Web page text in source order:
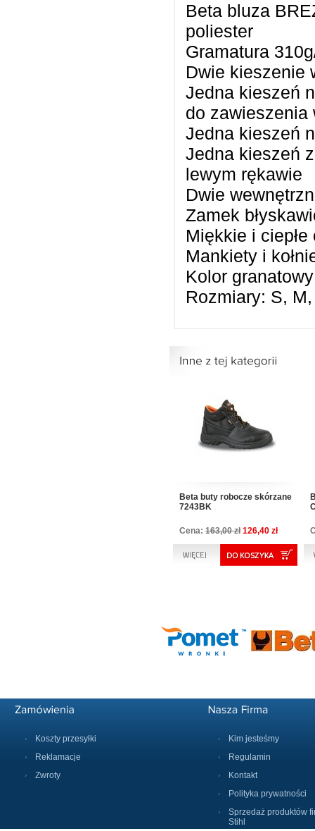
Beta bluza
poliester
Gramatura
Dwie kieszenie
Jedna kieszeń
do zawieszenia
Jedna kieszeń
Jedna kieszeń
lewym rękawie
Dwie
Zamek
Miękkie i
Mankiety i
Kolor granatowy
Rozmiary: S,
Beta buty robocze skórzane
7243BK
Cena: 163,00 zł 126,40 zł
Koszty przesyłki
Reklamacje
Zwroty
Kim jesteśmy
Regulamin
Kontakt
Polityka prywatności
Sprzedaż produktów
Stihl